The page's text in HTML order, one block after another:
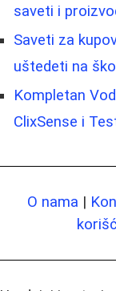
saveti i
Saveti za
uštedeti na
Kompletan
ClixSense i
O nama |